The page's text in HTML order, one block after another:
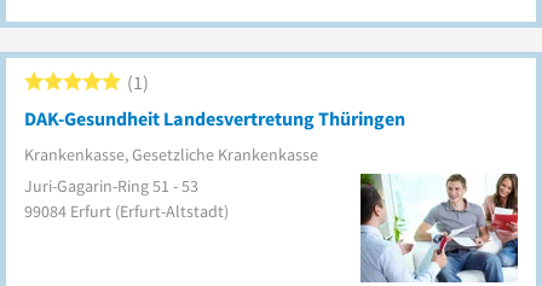
DAK-Gesundheit Landesvertretung Thüringen
Krankenkasse, Gesetzliche Krankenkasse
1
Juri-Gagarin-Ring 51 - 53
99084 Erfurt (Erfurt-Altstadt)